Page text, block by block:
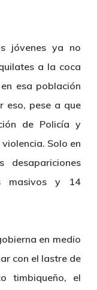
jóvenes ya no
a la coca
esa población
eso, pese a que
de Policía y
Solo en
masivos y 14
en medio
con el lastre de
timbiqueño, el